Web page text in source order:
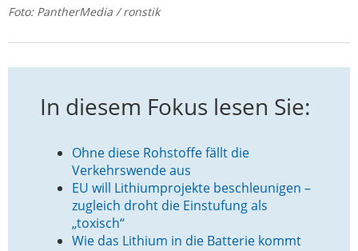
Foto: PantherMedia / ronstik
In diesem Fokus lesen Sie:
Ohne diese Rohstoffe fällt die
Verkehrswende aus
EU will Lithiumprojekte beschleunigen –
zugleich droht die Einstufung als
„toxisch“
Wie das Lithium in die Batterie kommt